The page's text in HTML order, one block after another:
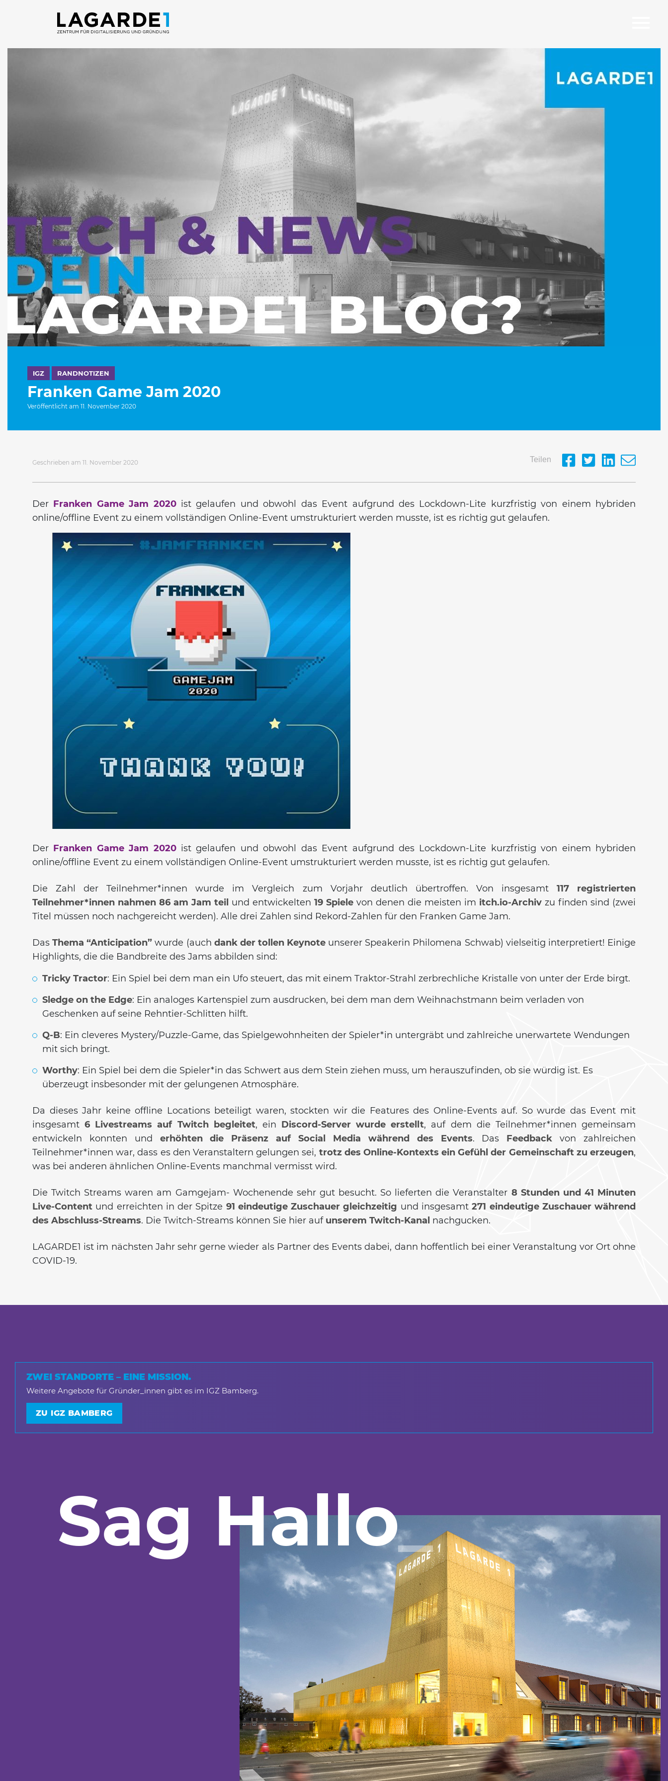
IGZ RANDNOTIZEN
Franken Game Jam 2020
Veröffentlicht am 11. November 2020
Geschrieben am 11. November 2020 Teilen
Der Franken Game Jam 2020ist gelaufen und obwohl das Event aufgrund des Lockdown-Lite kurzfristig von einem hybriden
online/offline Event zu einem vollständigen Online-Event umstrukturiert werden musste, ist es richtig gut gelaufen.
Der Franken Game Jam 2020ist gelaufen und obwohl das Event aufgrund des Lockdown-Lite kurzfristig von einem hybriden
online/offline Event zu einem vollständigen Online-Event umstrukturiert werden musste, ist es richtig gut gelaufen.
Die Zahl der Teilnehmer*innen wurde im Vergleich zum Vorjahr deutlich übertroffen. Von insgesamt 117 registrierten
Teilnehmer*innen nahmen 86 am Jam teil und entwickelten 19 Spiele von denen die meisten im itch.io-Archiv zu finden sind (zwei
Titel müssen noch nachgereicht werden). Alle drei Zahlen sind Rekord-Zahlen für den Franken Game Jam.
DasThema “Anticipation” wurde (auch dank der tollen Keynote unserer Speakerin Philomena Schwab) vielseitig interpretiert! Einige
Highlights, die die Bandbreite des Jams abbilden sind:
Tricky Tractor: Ein Spiel bei dem man ein Ufo steuert, das mit einem Traktor-Strahl zerbrechliche Kristalle von unter der Erde birgt.
Sledge on the Edge: Ein analoges Kartenspiel zum ausdrucken, bei dem man dem Weihnachstmann beim verladen von
Geschenken auf seine Rehntier-Schlitten hilft.
Q-B: Ein cleveres Mystery/Puzzle-Game, das Spielgewohnheiten der Spieler*in untergräbt und zahlreiche unerwartete Wendungen
mit sich bringt.
Worthy: Ein Spiel bei dem die Spieler*in das Schwert aus dem Stein ziehen muss, um herauszufinden, ob sie würdig ist. Es
überzeugt insbesonder mit der gelungenen Atmosphäre.
Da dieses Jahr keine offline Locations beteiligt waren, stockten wir die Features des Online-Events auf. So wurde das Event mit
insgesamt6 Livestreams auf Twitchbegleitet, ein Discord-Server wurde erstellt, auf dem die Teilnehmer*innen gemeinsam
entwickeln konnten und erhöhtendie Präsenz auf Social Media während des Events. Das Feedback von zahlreichen
Teilnehmer*innen war, dass es den Veranstaltern gelungen sei, trotz des Online-Kontexts ein Gefühl der Gemeinschaft zu erzeugen,
was bei anderen ähnlichen Online-Events manchmal vermisst wird.
Die Twitch Streams waren am Gamgejam- Wochenende sehr gut besucht. So lieferten die Veranstalter 8 Stunden und 41 Minuten
Live-Content und erreichten in der Spitze 91 eindeutige Zuschauer gleichzeitig und insgesamt271 eindeutige Zuschauer während
des Abschluss-Streams. Die Twitch-Streams können Sie hier auf unserem Twitch-Kanal nachgucken.
LAGARDE1 ist im nächsten Jahr sehr gerne wieder als Partner des Events dabei, dann hoffentlich bei einer Veranstaltung vor Ort ohne
COVID-19.
ZWEI STANDORTE – EINE MISSION.
Weitere Angebote für Gründer_innen gibt es im IGZ Bamberg.
ZU IGZ BAMBERG
Sag Hallo_